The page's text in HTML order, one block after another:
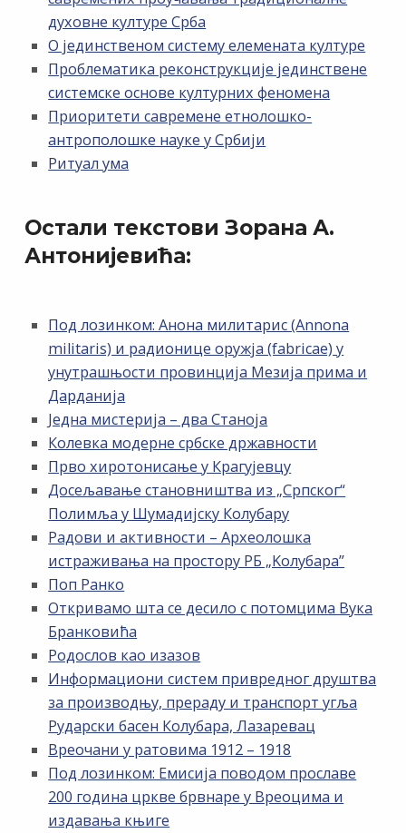
духовне културе Срба
О јединственом систему елемената културе
Проблематика реконструкције јединствене
системске основе културних феномена
Приоритети савремене етнолошко-
антрополошке науке у Србији
Ритуал ума
Остали текстови Зорана А.
Антонијевића:
Под лозинком: Анона милитарис (Annona
militaris) и радионице оружја (fabricae) у
унутрашњости провинција Мезија прима и
Дарданија
Једна мистерија – два Станоја
Колевка модерне србске државности
Прво хиротонисање у Крагујевцу
Досељавање становништва из „Српског“
Полимља у Шумадијску Колубару
Радови и активности – Археолошка
истраживања на простору РБ „Kолубара”
Поп Ранко
Откривамо шта се десило с потомцима Вука
Бранковића
Родослов као изазов
Информациони систем привредног друштва
за производњу, прераду и транспорт угља
Рударски басен Колубара, Лазаревац
Вреочани у ратовима 1912 – 1918
Под лозинком: Емисија поводом прославе
200 година цркве брвнаре у Вреоцима и
издавања књиге